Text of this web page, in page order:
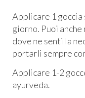
Applicare 1 goccia
giorno. Puoi
dove ne senti la
portarli sempre
Applicare 1-2
ayurveda.